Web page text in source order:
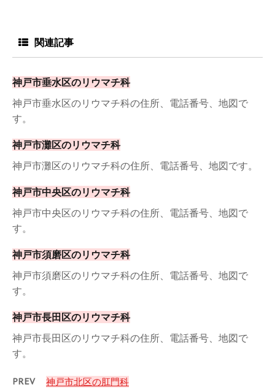
関連記事
神戸市垂水区のリウマチ科
神戸市垂水区のリウマチ科の住所、電話番号、地図で
す。
神戸市灘区のリウマチ科
神戸市灘区のリウマチ科の住所、電話番号、地図です。
神戸市中央区のリウマチ科
神戸市中央区のリウマチ科の住所、電話番号、地図で
す。
神戸市須磨区のリウマチ科
神戸市須磨区のリウマチ科の住所、電話番号、地図で
す。
神戸市長田区のリウマチ科
神戸市長田区のリウマチ科の住所、電話番号、地図で
す。
PREV 神戸市北区の肛門科